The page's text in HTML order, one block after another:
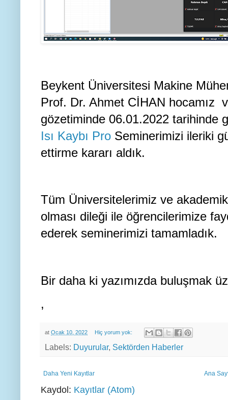
Beykent Üniversitesi Makine
Prof. Dr. Ahmet CİHAN hocamız
gözetiminde 06.01.2022 tarihinde
Isı Kaybı Pro Seminerimizi ileriki
ettirme kararı aldık.
Tüm Üniversitelerimiz ve
olması dileği ile öğrencilerimize
ederek seminerimizi tamamladık.
Bir daha ki yazımızda buluşmak
,
at Ocak 10, 2022 Hiç yorum yok:
Labels: Duyurular, Sektörden Haberler
Daha Yeni Kayıtlar Ana
Kaydol: Kayıtlar (Atom)